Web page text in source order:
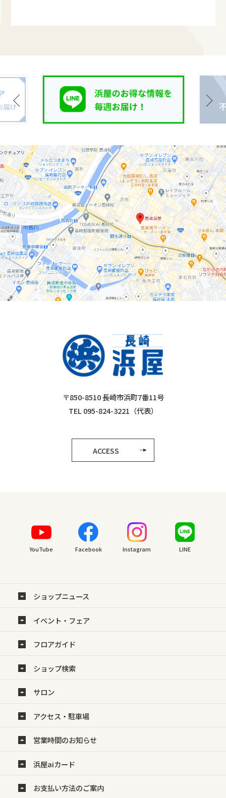
〒850-8510 長崎市浜町7番11号
TEL 095-824-3221（代表）
ACCESS
YouTube Facebook Instagram LINE
ショップニュース
イベント・フェア
フロアガイド
ショップ検索
サロン
アクセス・駐車場
営業時間のお知らせ
浜屋aiカード
お支払い方法のご案内